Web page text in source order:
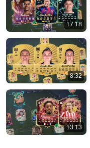
17:18
8:32
13:13